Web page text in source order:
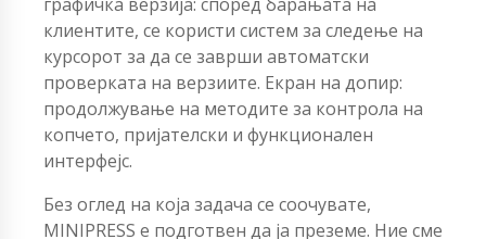
клиентите, се користи систем за следење на
курсорот за да се заврши автоматски
проверката на верзиите. Екран на допир:
продолжување на методите за контрола на
копчето, пријателски и функционален
интерфејс.
Без оглед на која задача се соочувате,
MINIPRESS е подготвен да ја преземе. Ние сме